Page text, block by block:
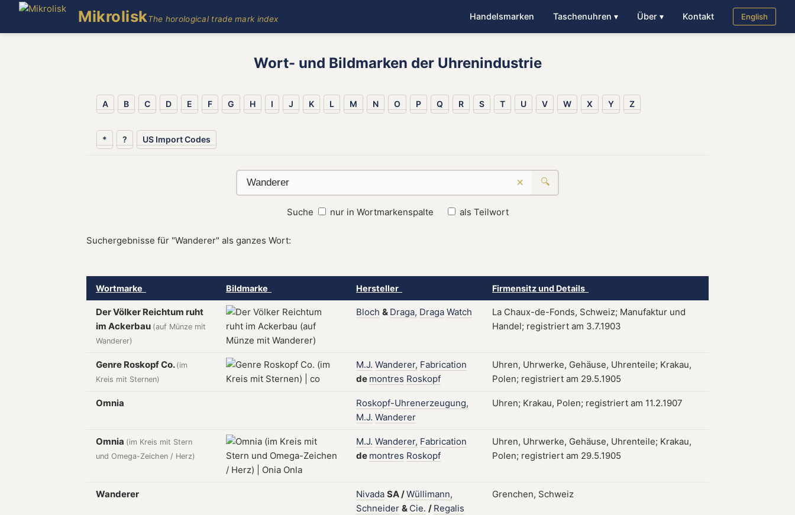
MikroliskThe horological trade mark index Handelsmarken Taschenuhren ▾ Über ▾ Kontakt English
Wort- und Bildmarken der Uhrenindustrie
A B C D E F G H I J K L M N O P Q R S T U V W X Y Z
* ? US Import Codes
× 🔍
Suche nur in Wortmarkenspalte als Teilwort
Suchergebnisse für "Wanderer" als ganzes Wort:
Wortmarke Bildmarke Hersteller Firmensitz und Details
Der Völker Reichtum ruht
im Ackerbau (auf Münze mit
Wanderer)
Bloch & Draga, Draga Watch
La Chaux-de-Fonds, Schweiz; Manufaktur und
Handel; registriert am 3.7.1903
Genre Roskopf Co. (im
Kreis mit Sternen)
M.J. Wanderer, Fabrication
de montres Roskopf
Uhren, Uhrwerke, Gehäuse, Uhrenteile; Krakau,
Polen; registriert am 29.5.1905
Omnia
Roskopf-Uhrenerzeugung,
M.J. Wanderer
Uhren; Krakau, Polen; registriert am 11.2.1907
Omnia (im Kreis mit Stern
und Omega-Zeichen / Herz)
M.J. Wanderer, Fabrication
de montres Roskopf
Uhren, Uhrwerke, Gehäuse, Uhrenteile; Krakau,
Polen; registriert am 29.5.1905
Wanderer Nivada SA/Wüllimann,
Schneider & Cie. / Regalis
Grenchen, Schweiz